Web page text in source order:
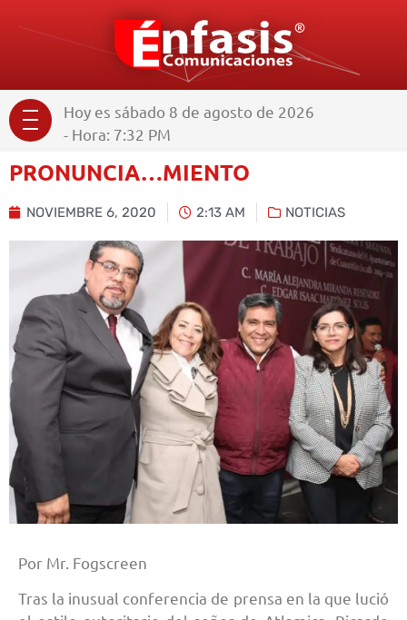
Hoy es sábado 8 de agosto de 2026
- Hora: 7:32 PM
PRONUNCIA…MIENTO
NOVIEMBRE 6, 2020 2:13 AM NOTICIAS
Por Mr. Fogscreen
Tras la inusual conferencia de prensa en la que lució